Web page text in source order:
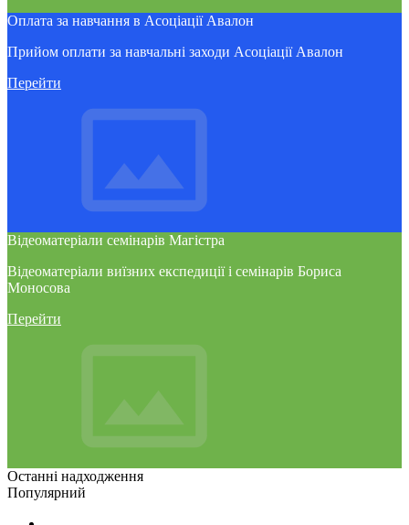
Оплата за навчання в Асоціації Авалон
Прийом оплати за навчальні заходи Асоціації Авалон
Перейти
Відеоматеріали семінарів Магістра
Відеоматеріали виїзних експедиції і семінарів Бориса
Моносова
Перейти
Останні надходження
Популярний